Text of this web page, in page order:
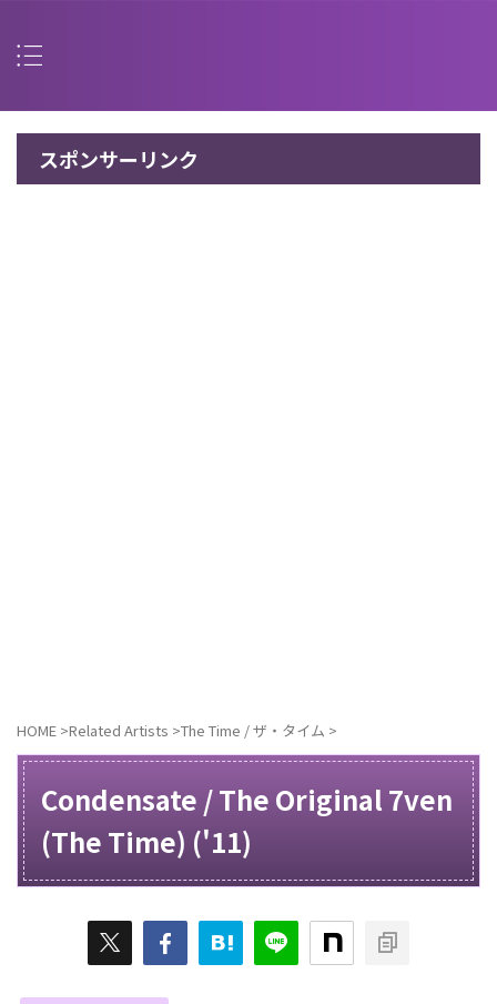
スポンサーリンク
HOME >Related Artists >The Time / ザ・タイム >
Condensate / The Original 7ven
(The Time) ('11)